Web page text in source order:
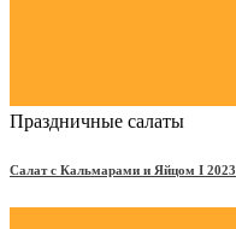
Праздничные салаты
Салат с Кальмарами и Яйцом Ι 2023